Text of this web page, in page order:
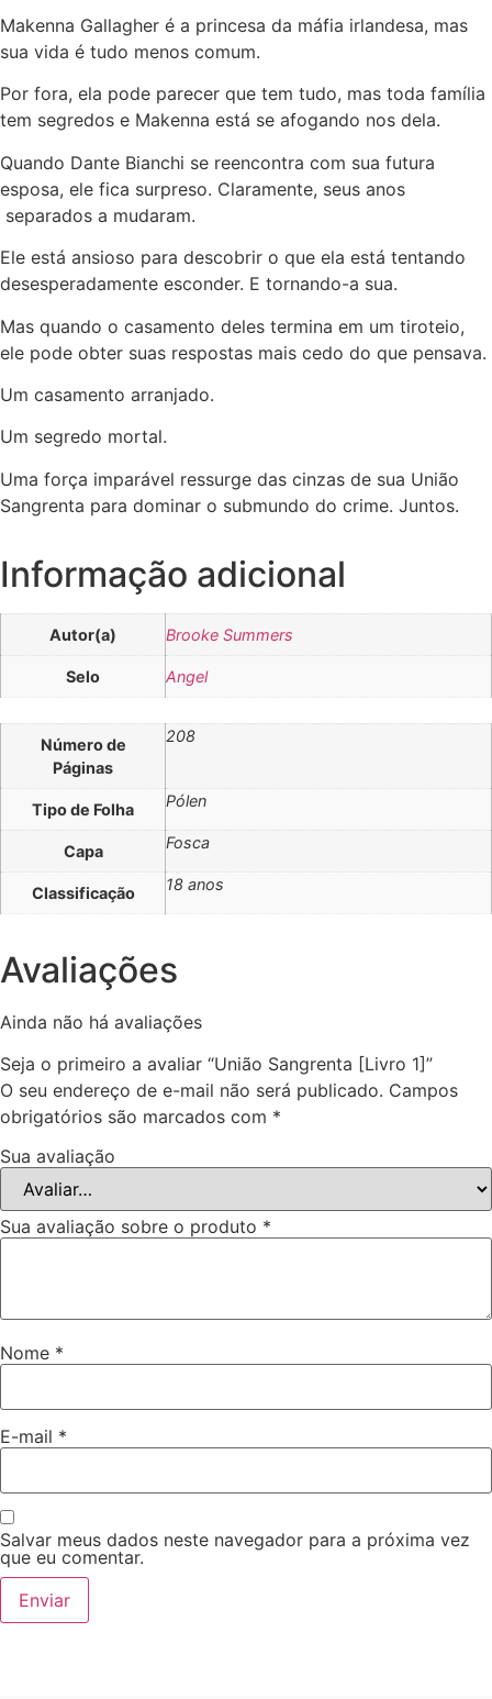
Makenna Gallagher é a princesa da máfia irlandesa, mas
sua vida é tudo menos comum.
Por fora, ela pode parecer que tem tudo, mas toda família
tem segredos e Makenna está se afogando nos dela.
Quando Dante Bianchi se reencontra com sua futura
esposa, ele fica surpreso. Claramente, seus anos
separados a mudaram.
Ele está ansioso para descobrir o que ela está tentando
desesperadamente esconder. E tornando-a sua.
Mas quando o casamento deles termina em um tiroteio,
ele pode obter suas respostas mais cedo do que pensava.
Um casamento arranjado.
Um segredo mortal.
Uma força imparável ressurge das cinzas de sua União
Sangrenta para dominar o submundo do crime. Juntos.
Informação adicional
Autor(a) Brooke Summers
Selo Angel
Número de
Páginas
208
Tipo de Folha Pólen
Capa Fosca
Classificação 18 anos
Avaliações
Ainda não há avaliações
Seja o primeiro a avaliar “União Sangrenta [Livro 1]”
O seu endereço de e-mail não será publicado. Campos
obrigatórios são marcados com *
Sua avaliação
Sua avaliação sobre o produto *
Nome *
E-mail *
Salvar meus dados neste navegador para a próxima vez
que eu comentar.